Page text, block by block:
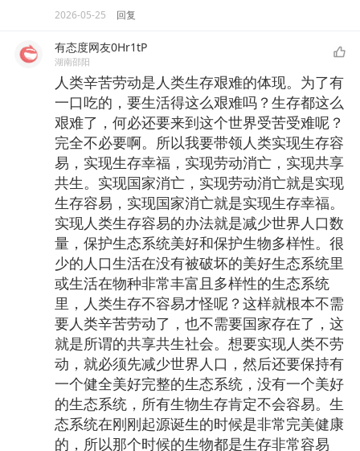
2026-05-25 回复
有态度网友0Hr1tP
湖南邵阳
人类辛苦劳动是人类生存艰难的体现。为了有
一口吃的，要生活得这么艰难吗？生存都这么
艰难了，何必还要来到这个世界受苦受难呢？
完全不必要啊。所以我要带领人类实现生存容
易，实现生存幸福，实现劳动消亡，实现共享
共生。实现国家消亡，实现劳动消亡就是实现
生存容易，实现国家消亡就是实现生存幸福。
实现人类生存容易的办法就是减少世界人口数
量，保护生态系统美好和保护生物多样性。很
少的人口生活在没有被破坏的美好生态系统里
或生活在物种非常丰富且多样性的生态系统
里，人类生存不容易才怪呢？这样就根本不需
要人类辛苦劳动了，也不需要国家存在了，这
就是所谓的共享共生社会。想要实现人类不劳
动，就必须先减少世界人口，然后还要保持有
一个健全美好完整的生态系统，没有一个美好
的生态系统，所有生物生存肯定不会容易。生
态系统在刚刚起源诞生的时候是非常完美健康
的，所以那个时候的生物都是生存非常容易